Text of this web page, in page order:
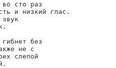
сто раз
и низкий глас.
без
не с
слепой